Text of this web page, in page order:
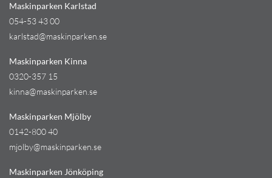
Maskinparken Karlstad
054-53 43 00
karlstad@maskinparken.se
Maskinparken Kinna
0320-357 15
kinna@maskinparken.se
Maskinparken Mjölby
0142-800 40
mjolby@maskinparken.se
Maskinparken Jönköping